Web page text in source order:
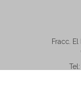
Fracc.